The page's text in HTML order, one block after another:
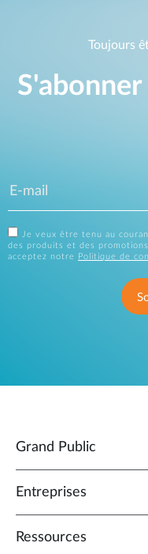
Toujours
Je veux être tenu au
des produits et des
acceptez notre
Politique de
Grand Public
Entreprises
Ressources